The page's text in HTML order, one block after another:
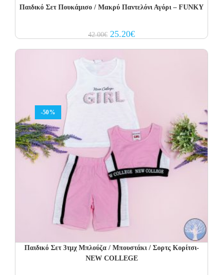
Παιδικό Σετ Πουκάμισο / Μακρύ Παντελόνι Αγόρι – FUNKY
42.00€ Original
price
25.20€Current
price
-50%
Παιδικό Σετ 3τμχ Μπλούζα / Μπουστάκι / Σορτς Κορίτσι-
NEW COLLEGE